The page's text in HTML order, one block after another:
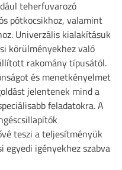
teherfuvarozó
pótkocsikhoz, valamint
Univerzális kialakításuk
körülményekhez való
rakomány típusától.
és menetkényelmet
jelentenek mind a
feladatokra. A
teszi a teljesítményük
igényekhez szabva